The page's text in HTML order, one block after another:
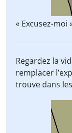
« Excusez-moi
Regardez la
remplacer
trouve dans
Video
Player